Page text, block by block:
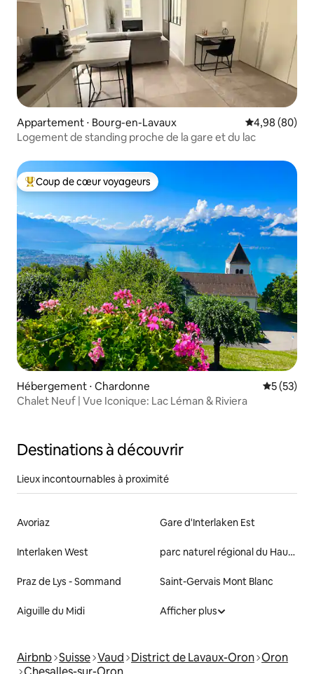
Appartement ⋅ Bourg-en-Lavaux Évaluation
4,98 (80)
Logement de standing proche de la gare et du lac
Coups de cœur voyageurs les plus appréciés
Coup de cœur voyageurs
Hébergement ⋅ Chardonne
5 (53)
Chalet Neuf | Vue Iconique: Lac Léman & Riviera
Destinations à découvrir
Lieux incontournables à proximité
Avoriaz Gare d'Interlaken Est
Interlaken West parc naturel régional du Haut-Jura
Praz de Lys - Sommand Saint-Gervais Mont Blanc
Aiguille du Midi Afficher plus
Airbnb Suisse Vaud District de Lavaux-Oron Oron